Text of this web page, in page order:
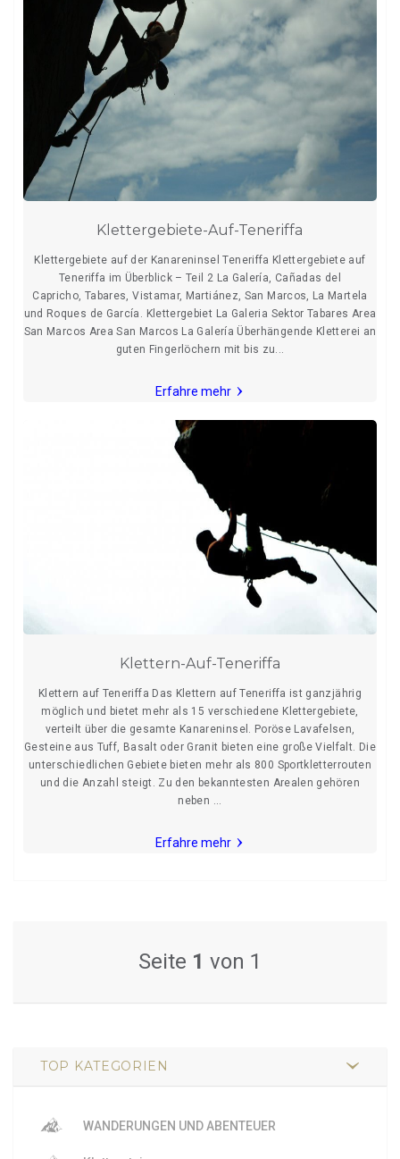
Klettergebiete-Auf-Teneriffa
Klettergebiete auf der Kanareninsel Teneriffa Klettergebiete auf
Teneriffa im Überblick – Teil 2 La Galería, Cañadas del
Capricho, Tabares, Vistamar, Martiánez, San Marcos, La Martela
und Roques de García. Klettergebiet La Galeria Sektor Tabares Area
San Marcos Area San Marcos La Galería Überhängende Kletterei an
guten Fingerlöchern mit bis zu...
Erfahre mehr
Klettern-Auf-Teneriffa
Klettern auf Teneriffa Das Klettern auf Teneriffa ist ganzjährig
möglich und bietet mehr als 15 verschiedene Klettergebiete,
verteilt über die gesamte Kanareninsel. Poröse Lavafelsen,
Gesteine aus Tuff, Basalt oder Granit bieten eine große Vielfalt. Die
unterschiedlichen Gebiete bieten mehr als 800 Sportkletterrouten
und die Anzahl steigt. Zu den bekanntesten Arealen gehören
neben ...
Erfahre mehr
Seite 1 von 1
TOP KATEGORIEN
WANDERUNGEN UND ABENTEUER